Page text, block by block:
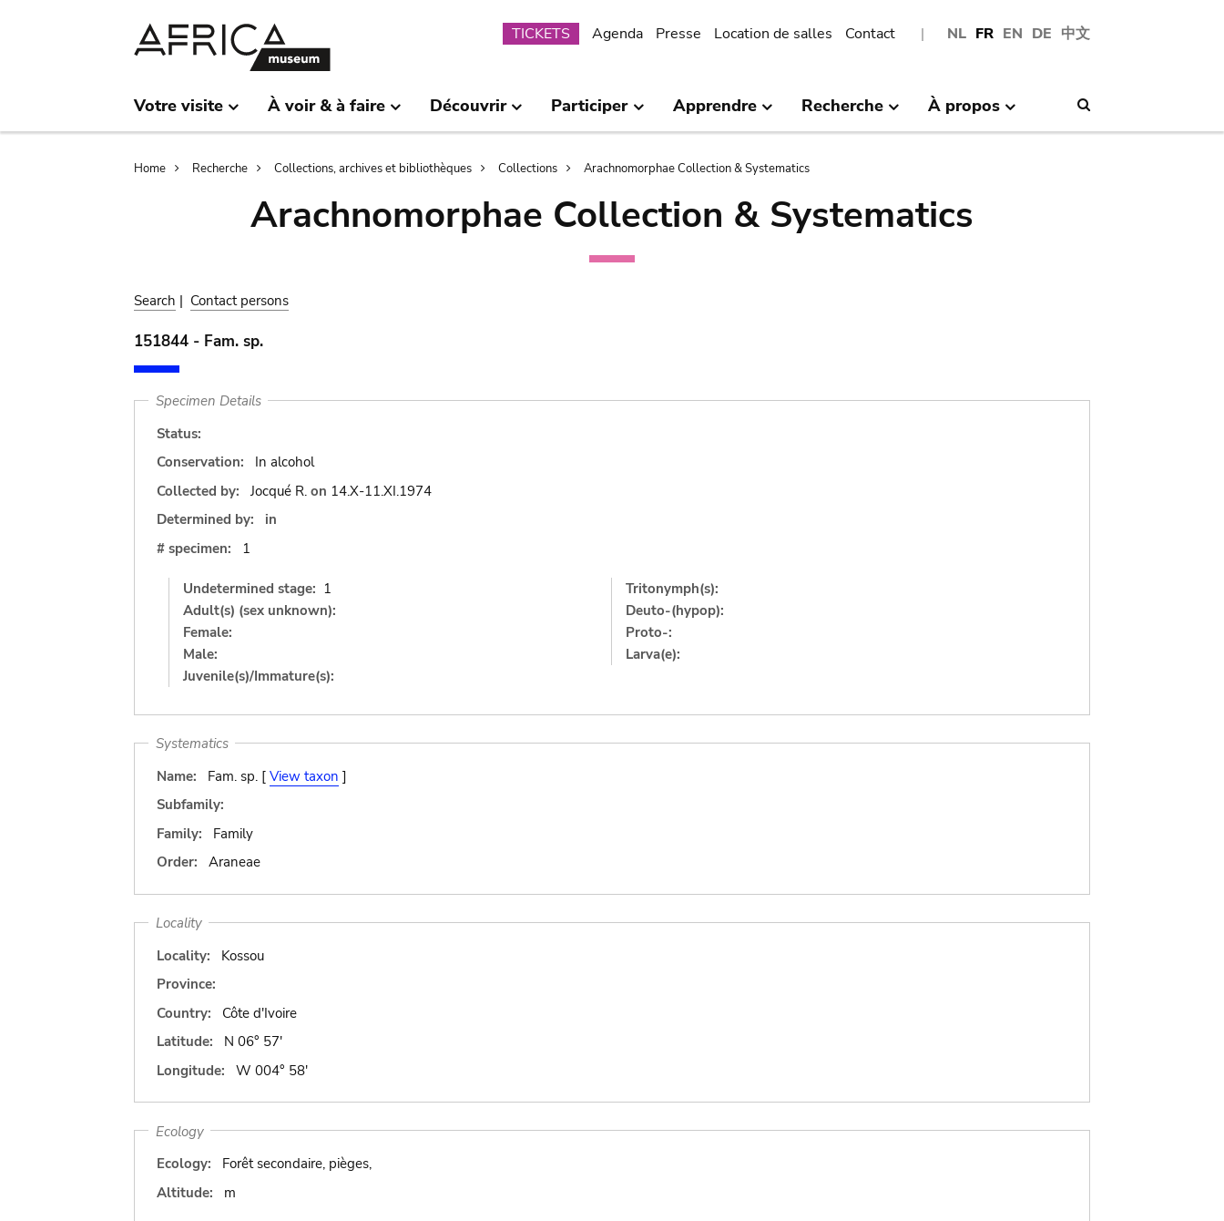
NL FR EN DE 中文
Submenu
TICKETS Agenda Presse Location de salles Contact
Votre visite À voir & à faire Découvrir Participer Apprendre Recherche À propos
Breadcrumb
Home Recherche Collections, archives et bibliothèques Collections Arachnomorphae Collection & Systematics
Arachnomorphae Collection & Systematics
Search | Contact persons
151844 - Fam. sp.
Specimen Details
Status:
Conservation:
In alcohol
Collected by:
Jocqué R. on 14.X-11.XI.1974
Determined by:
in
# specimen:
1
Undetermined stage: 1
Adult(s) (sex unknown):
Female:
Male:
Juvenile(s)/Immature(s):
Tritonymph(s):
Deuto-(hypop):
Proto-:
Larva(e):
Systematics
Name:
Fam. sp. [ View taxon ]
Subfamily:
Family:
Family
Order:
Araneae
Locality
Locality:
Kossou
Province:
Country:
Côte d'Ivoire
Latitude:
N 06° 57'
Longitude:
W 004° 58'
Ecology
Ecology:
Forêt secondaire, pièges,
Altitude:
m